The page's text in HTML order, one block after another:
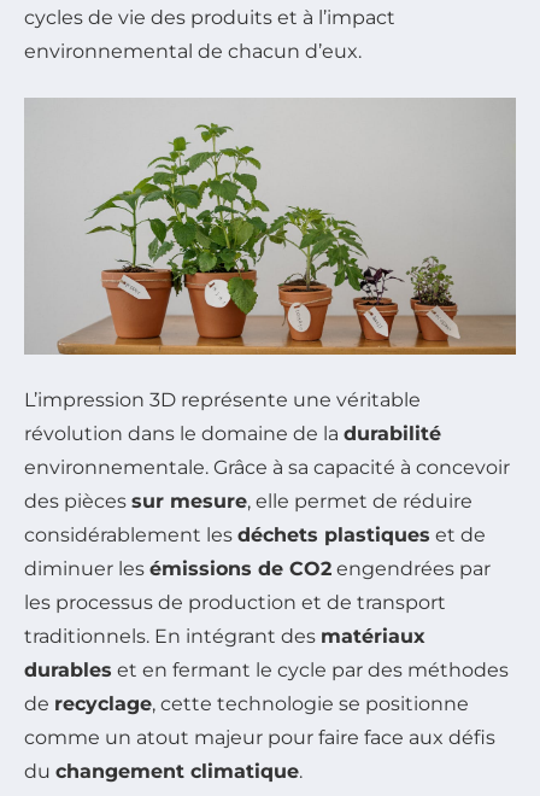
cycles de vie des produits et à l’impact
environnemental de chacun d’eux.
L’impression 3D représente une véritable
révolution dans le domaine de la durabilité
environnementale. Grâce à sa capacité à concevoir
des pièces sur mesure, elle permet de réduire
considérablement les déchets plastiques et de
diminuer les émissions de CO2 engendrées par
les processus de production et de transport
traditionnels. En intégrant des matériaux
durables et en fermant le cycle par des méthodes
de recyclage, cette technologie se positionne
comme un atout majeur pour faire face aux défis
du changement climatique.